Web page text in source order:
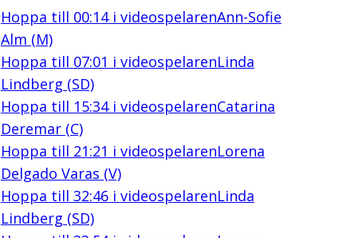
Hoppa till 00:14i videospelarenAnn-Sofie
Alm (M)
Hoppa till 07:01 i videospelarenLinda
Lindberg (SD)
Hoppa till 15:34i videospelarenCatarina
Deremar (C)
Hoppa till 21:21 i videospelarenLorena
Delgado Varas (V)
Hoppa till 32:46i videospelarenLinda
Lindberg (SD)